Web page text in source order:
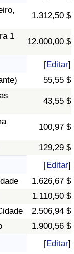
1.312,50 $
1
12.000,00 $
[Editar]
55,55 $
43,55 $
100,97 $
129,29 $
[Editar]
1.626,67 $
1.110,50 $
2.506,94 $
1.900,56 $
[Editar]